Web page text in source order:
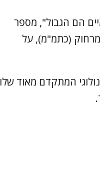
הם הגבול", מספר
מרחוק (כתמ"מ), על
המתקדם מאוד שלו